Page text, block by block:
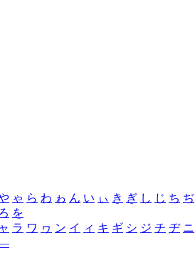
ゃ ら わ ゎ ん い ぃ き ぎ し じ ち ぢ
を
ャ ラ ワ ヮ ン イ ィ キ ギ シ ジ チ ヂ ニ